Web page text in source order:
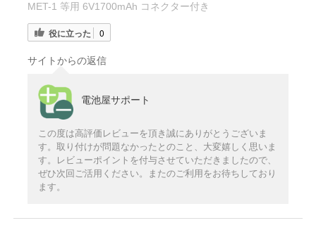
MET-1 等用 6V1700mAh コネクター付き
役に立った 0
サイトからの返信
電池屋サポート
この度は高評価レビューを頂き誠にありがとうございま
す。取り付けが問題なかったとのこと、大変嬉しく思いま
す。レビューポイントを付与させていただきましたので、
ぜひ次回ご活用ください。またのご利用をお待ちしており
ます。